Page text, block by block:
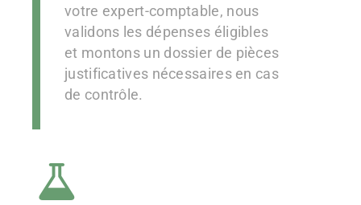
votre expert-comptable, nous
validons les dépenses éligibles
et montons un dossier de pièces
justificatives nécessaires en cas
de contrôle.